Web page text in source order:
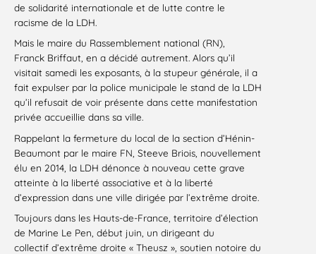
de solidarité internationale et de lutte contre le
racisme de la LDH.
Mais le maire du Rassemblement national (RN),
Franck Briffaut, en a décidé autrement. Alors qu’il
visitait samedi les exposants, à la stupeur générale, il a
fait expulser par la police municipale le stand de la LDH
qu’il refusait de voir présente dans cette manifestation
privée accueillie dans sa ville.
Rappelant la fermeture du local de la section d’Hénin-
Beaumont par le maire FN, Steeve Briois, nouvellement
élu en 2014, la LDH dénonce à nouveau cette grave
atteinte à la liberté associative et à la liberté
d’expression dans une ville dirigée par l’extrême droite.
Toujours dans les Hauts-de-France, territoire d’élection
de Marine Le Pen, début juin, un dirigeant du
collectif d’extrême droite « Theusz », soutien notoire du